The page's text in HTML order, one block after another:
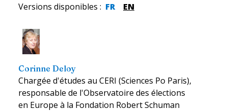
Versions disponibles : FR EN
Corinne Deloy
Chargée d'études au CERI (Sciences Po Paris),
responsable de l'Observatoire des élections
en Europe à la Fondation Robert Schuman